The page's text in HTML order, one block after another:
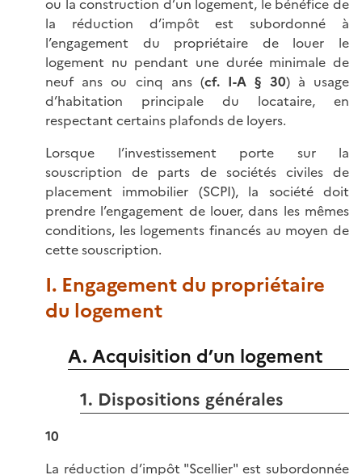
ou la construction d’un logement, le bénéfice de
la réduction d’impôt est subordonné à
l’engagement du propriétaire de louer le
logement nu pendant une durée minimale de
neuf ans ou cinq ans (cf. I-A § 30) à usage
d’habitation principale du locataire, en
respectant certains plafonds de loyers.
Lorsque l’investissement porte sur la
souscription de parts de sociétés civiles de
placement immobilier (SCPI), la société doit
prendre l’engagement de louer, dans les mêmes
conditions, les logements financés au moyen de
cette souscription.
I. Engagement du propriétaire
du logement
A. Acquisition d’un logement
1. Dispositions générales
10
La réduction d’impôt "Scellier" est subordonnée